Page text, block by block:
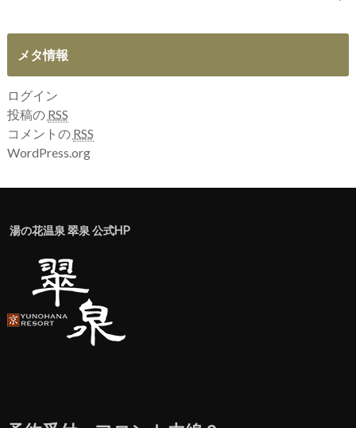
メタ情報
ログイン
投稿の RSS
コメントの RSS
WordPress.org
湯の花温泉 翠泉 公式HP